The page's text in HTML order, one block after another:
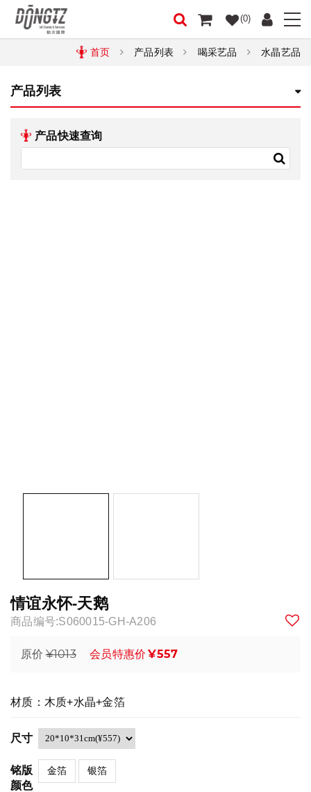
(0)
首页 产品列表 喝采艺品 水晶艺品
产品列表
产品快速查询
情谊永怀-天鹅
商品编号:S060015-GH-A206
原价 ¥1013 会员特惠价 ¥557
材质：木质+水晶+金箔
尺寸
铭版
颜色
金箔 银箔